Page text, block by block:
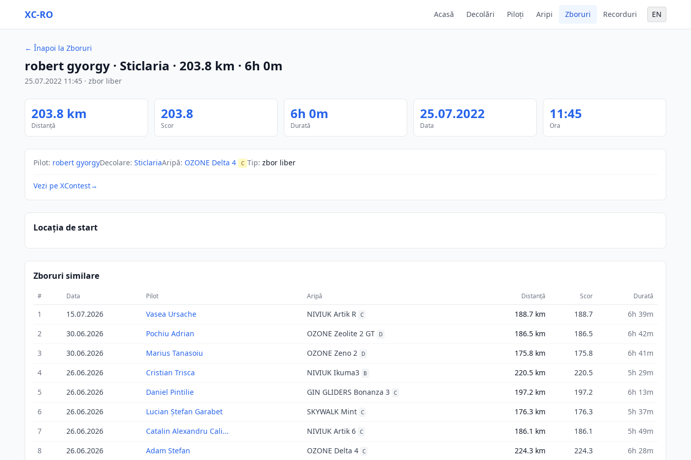
XC-RO Acasă Decolări Piloți Aripi Zboruri Recorduri EN
← Înapoi la Zboruri
robert gyorgy · Sticlaria · 203.8 km · 6h 0m
25.07.2022 11:45 · zbor liber
203.8 km
Distanță
203.8
Scor
6h 0m
Durată
25.07.2022
Data
11:45
Ora
Pilot: robert gyorgyDecolare: SticlariaAripă: OZONE Delta 4 C Tip: zbor liber
Vezi pe XContest→
Locația de start
Zboruri similare
# Data Pilot Aripă Distanță Scor Durată
1 15.07.2026 Vasea Ursache NIVIUK Artik R C 188.7 km 188.7
6h 39m
2
30.06.2026 Pochiu Adrian OZONE Zeolite 2 GT D 186.5 km 186.5
6h 42m
3
30.06.2026 Marius Tanasoiu OZONE Zeno 2 D 175.8 km 175.8
6h 41m
4
26.06.2026 Cristian Trisca NIVIUK Ikuma3 B 220.5 km 220.5
5h 29m
5
26.06.2026 Daniel Pintilie GIN GLIDERS Bonanza 3 C 197.2 km 197.2
6h 13m
6
26.06.2026 Lucian Ștefan Garabet SKYWALK Mint C 176.3 km 176.3
5h 37m
7
26.06.2026 Catalin Alexandru Cali... NIVIUK Artik 6 C 186.1 km 186.1
5h 49m
8
26.06.2026 Adam Stefan OZONE Delta 4 C 224.3 km 224.3 6h 28m